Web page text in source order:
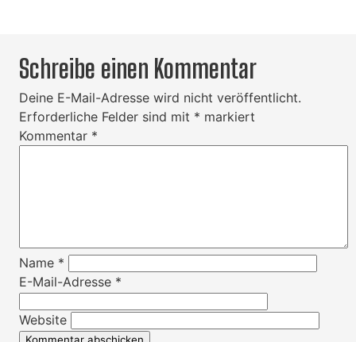
Schreibe einen Kommentar
Deine E-Mail-Adresse wird nicht veröffentlicht.
Erforderliche Felder sind mit * markiert
Kommentar *
Name *
E-Mail-Adresse *
Website